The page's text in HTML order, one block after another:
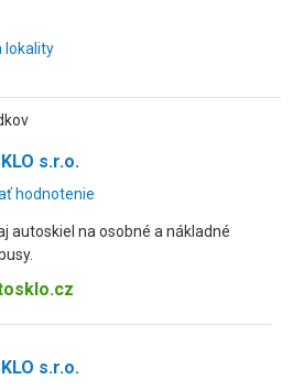
lokality
s.r.o.
hodnotenie
autoskiel na osobné a nákladné
s.r.o.